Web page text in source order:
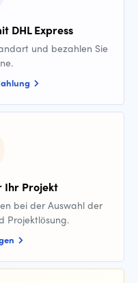
DHL Express
und bezahlen Sie
Ihr Projekt
bei der Auswahl der
Projektlösung.